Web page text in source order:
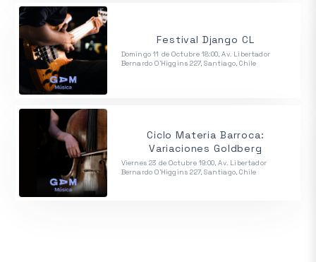
Festival Django CL
Domingo 11 de Octubre 18:00, Av. Libertador
Bernardo O'Higgins 227, Santiago, Chile
Ciclo Materia Barroca:
Variaciones Goldberg
Viernes 23 de Octubre 19:00, Av. Libertador
Bernardo O'Higgins 227, Santiago, Chile